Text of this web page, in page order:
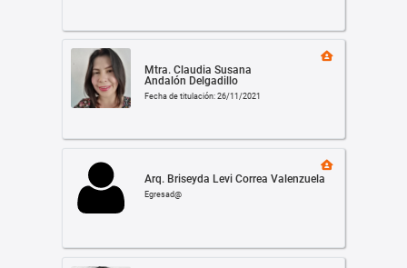
Mtra. Claudia Susana
Andalón Delgadillo
Fecha de titulación: 26/11/2021
Arq. Briseyda Levi Correa Valenzuela
Egresad@